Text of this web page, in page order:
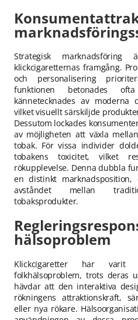
Strategisk
klickcigaretternas framgång.
och personalisering
funktionen betonades
kännetecknades av
vilket visuellt särskiljde
Dessutom lockades
av möjligheten att växla
tobak. För vissa individer
tobakens toxicitet, vilket
rökupplevelse. Denna dubbla
en distinkt marknadsposition,
avståndet mellan
tobaksprodukter.
hälsoproblem
Klickcigaretter har varit
folkhälsoproblem, trots deras
hävdar att den interaktiva
rökningens attraktionskraft,
eller nya rökare.